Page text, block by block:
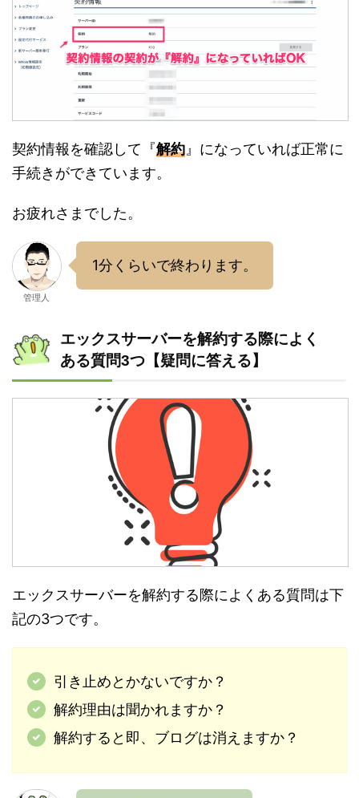
契約情報を確認して『解約』になっていれば正常に
手続きができています。
お疲れさまでした。
管理人
1分くらいで終わります。
エックスサーバーを解約する際によく
ある質問3つ【疑問に答える】
エックスサーバーを解約する際によくある質問は下
記の3つです。
引き止めとかないですか？
解約理由は聞かれますか？
解約すると即、ブログは消えますか？